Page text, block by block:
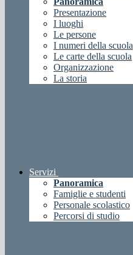
Presentazione
I luoghi
Le persone
I numeri della scuola
Le carte della scuola
Organizzazione
La storia
Servizi
Panoramica
Famiglie e studenti
Personale scolastico
Percorsi di studio